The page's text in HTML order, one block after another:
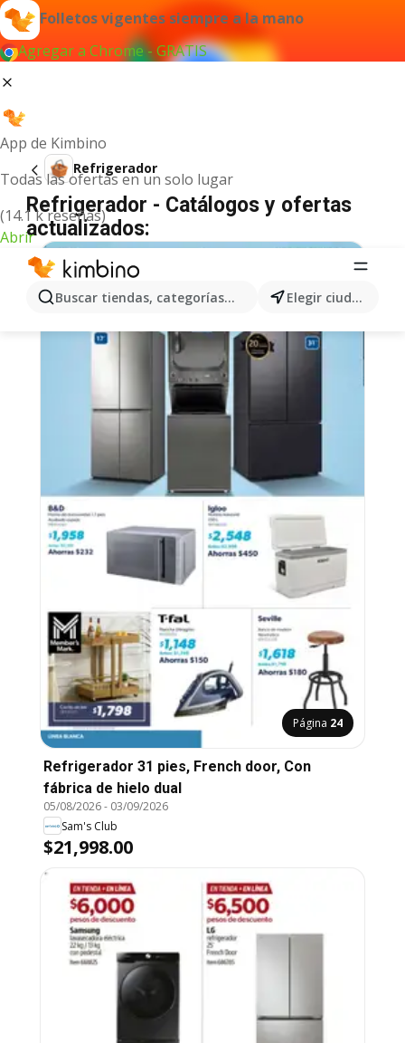
Folletos vigentes siempre a la mano
Agregar a Chrome - GRATIS
App de Kimbino
Todas las ofertas en un solo lugar
(14.1 k reseñas)
Abrir
Buscar tiendas, categorías, productos... Elegir ciudad
Refrigerador
Refrigerador - Catálogos y ofertas
actualizados:
Página 24
Refrigerador 31 pies, French door, Con
fábrica de hielo dual
05/08/2026- 03/09/2026
Sam's Club
$21,998.00